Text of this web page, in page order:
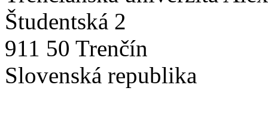
Študentská 2
911 50 Trenčín
Slovenská republika